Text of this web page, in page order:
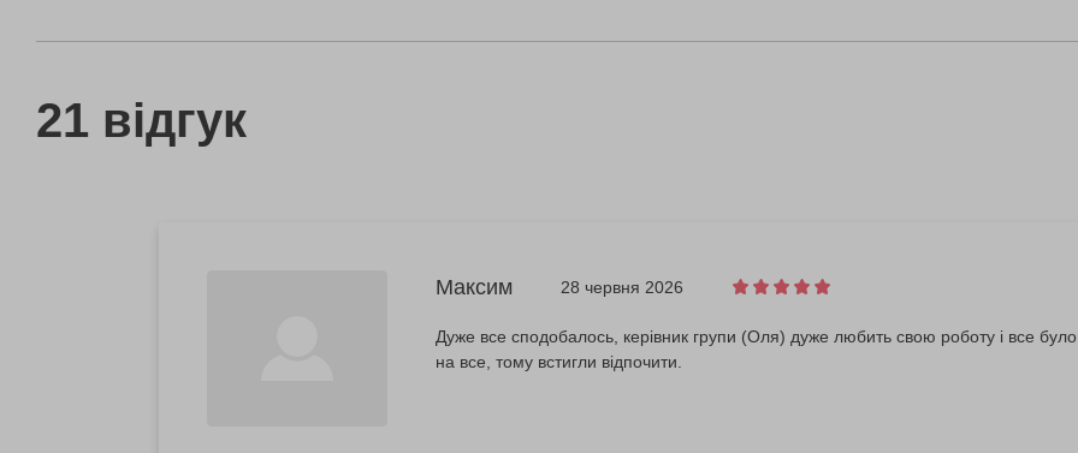
21 відгук
Максим 28 червня 2026
Дуже все сподобалось, керівник групи (Оля) дуже любить свою роботу і все
на все, тому встигли відпочити.